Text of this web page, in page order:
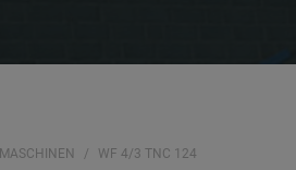
MASCHINEN WF 4/3 TNC 124